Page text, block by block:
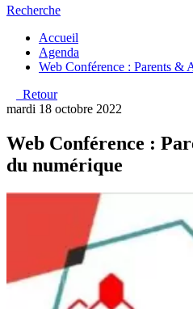
Recherche
Accueil
Agenda
Web Conférence : Parents &
Retour
mardi 18 octobre 2022
Web Conférence :
du numérique